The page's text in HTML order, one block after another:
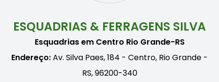
ESQUADRIAS & FERRAGENS SILVA
Esquadrias em Centro Rio Grande-RS
Endereço:Av. Silva Paes, 184 - Centro, Rio Grande -
RS, 96200-340